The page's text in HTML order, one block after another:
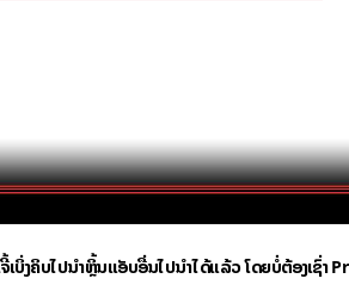
ເບິ່ງຄິບໄປນຳຫຼິ້ນແອັບອື່ນໄປນຳໄດ້ແລ້ວ ໂດຍບໍ່ຕ້ອງເຊົ່າ